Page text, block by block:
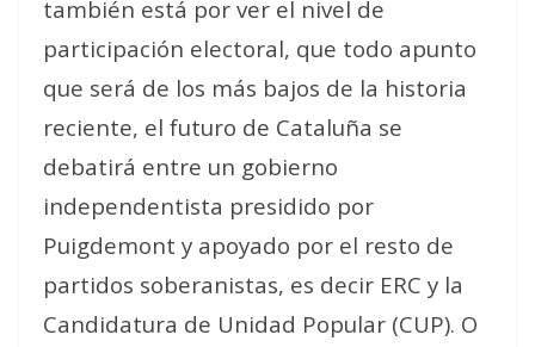
también está por ver el nivel de
participación electoral, que todo apunto
que será de los más bajos de la historia
reciente, el futuro de Cataluña se
debatirá entre un gobierno
independentista presidido por
Puigdemont y apoyado por el resto de
partidos soberanistas, es decir ERC y la
Candidatura de Unidad Popular (CUP). O